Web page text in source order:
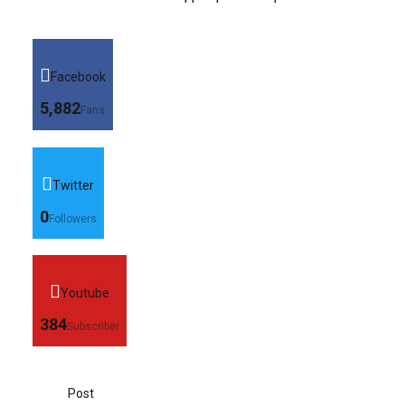
Facebook
5,882Fans
Twitter
0Followers
Youtube
384Subscriber
Post